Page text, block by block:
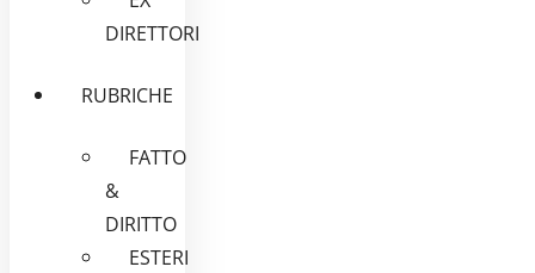
DIRETTORI
RUBRICHE
FATTO
&
DIRITTO
ESTERI